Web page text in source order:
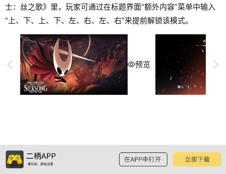
士：丝之歌》里，玩家可通过在标题界面“额外内容”菜单中输入
“上、下、上、下、左、右、左、右”来提前解锁该模式。
预览